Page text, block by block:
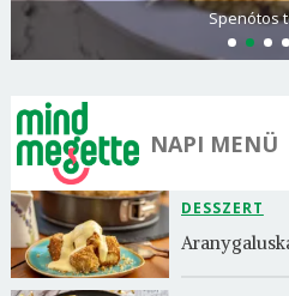
Spenótos
NAPI MENÜ
DESSZERT